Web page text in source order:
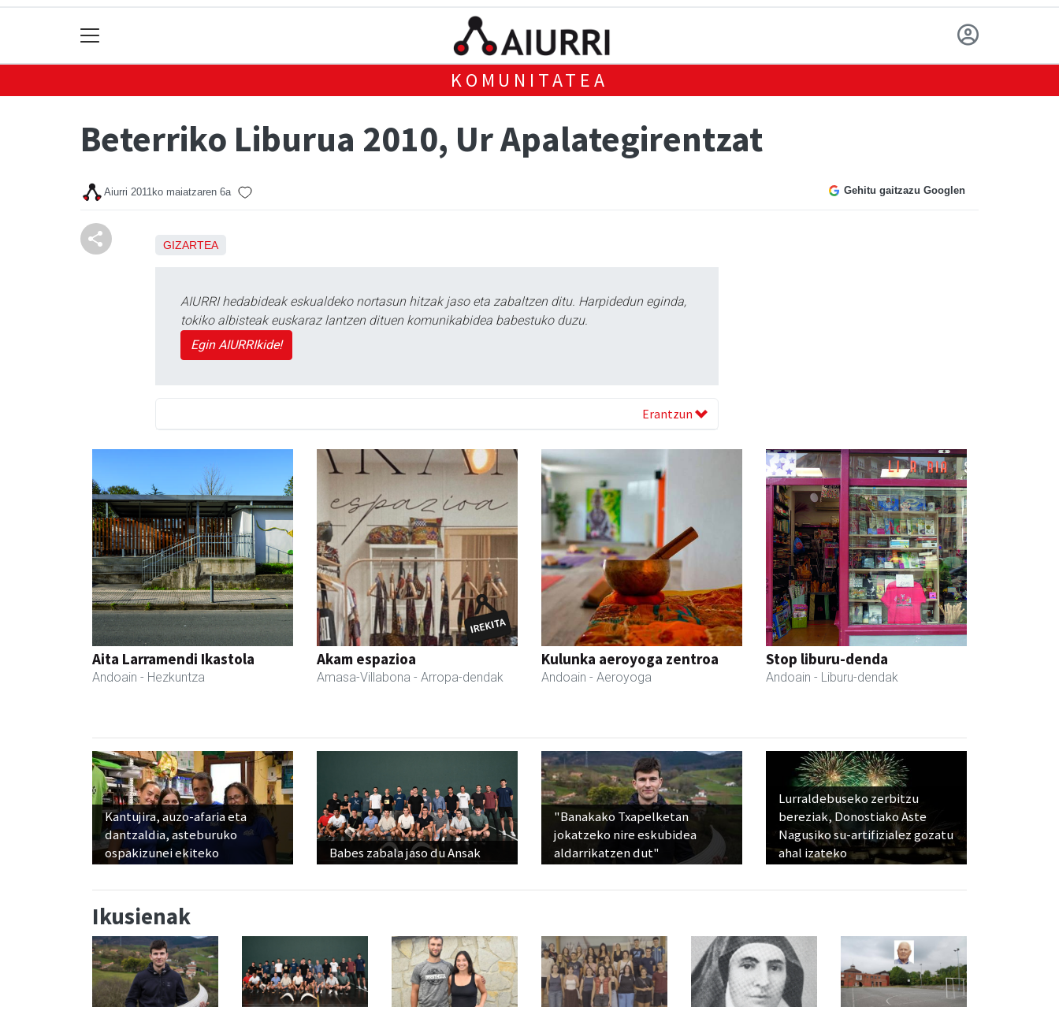
KOMUNITATEA
Beterriko Liburua 2010, Ur Apalategirentzat
Aiurri 2011ko maiatzaren 6a Gehitu gaitzazu Googlen
GIZARTEA
AIURRI hedabideak eskualdeko nortasun hitzak jaso eta zabaltzen ditu. Harpidedun eginda,
tokiko albisteak euskaraz lantzen dituen komunikabidea babestuko duzu.
Egin AIURRIkide!
Erantzun
Aita Larramendi Ikastola
Andoain - Hezkuntza
Akam espazioa
Amasa-Villabona - Arropa-dendak
Kulunka aeroyoga zentroa
Andoain - Aeroyoga
Stop liburu-denda
Andoain - Liburu-dendak
Kantujira, auzo-afaria eta
dantzaldia, asteburuko
ospakizunei ekiteko
Babes zabala jaso du Ansak
"Banakako Txapelketan
jokatzeko nire eskubidea
aldarrikatzen dut"
Lurraldebuseko zerbitzu
bereziak, Donostiako Aste
Nagusiko su-artifizialez gozatu
ahal izateko
Ikusienak